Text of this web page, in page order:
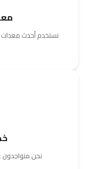
نستخدم أحدث
نحن متواجدون